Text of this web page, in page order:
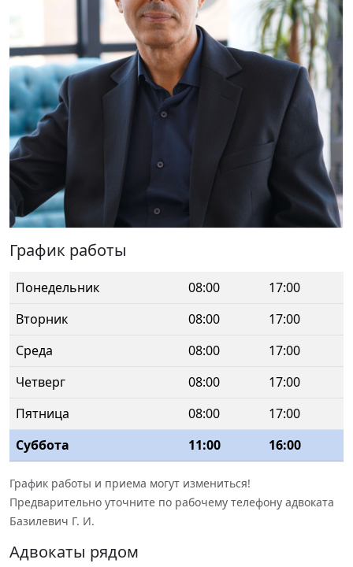
График работы
Понедельник 08:00
17:00
Вторник
08:00
17:00
Среда
08:00
17:00
Четверг
08:00
17:00
Пятница
08:00
17:00
Суббота
11:00 16:00
График работы и приема могут измениться!
Предварительно уточните по рабочему телефону адвоката
Базилевич Г. И.
Адвокаты рядом